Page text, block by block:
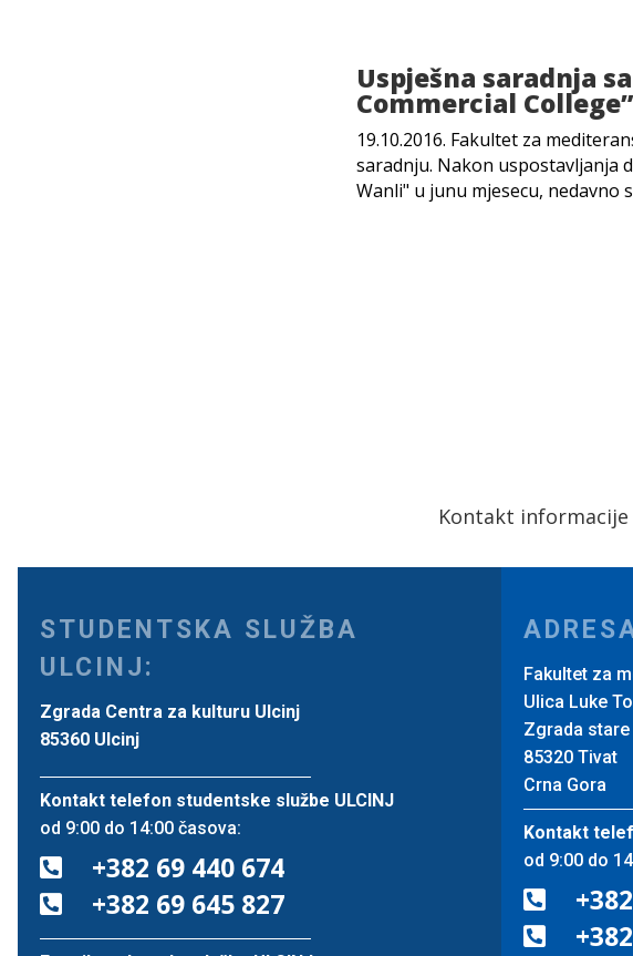
Uspješna saradnja
Commercial College”
19.10.2016. Fakultet za
saradnju. Nakon uspostavljanja
Wanli" u junu mjesecu, nedavno
Kontakt
STUDENTSKA SLUŽBA
ULCINJ:
Zgrada Centra za kulturu Ulcinj
85360 Ulcinj
Kontakt telefon studentske službe ULCINJ
od 9:00 do 14:00 časova:
 +382 69 440 674
 +382 69 645 827
Fakultet za
Ulica Luke
Zgrada stare
85320 Tivat
Crna Gora
Kontakt
od 9:00 do

